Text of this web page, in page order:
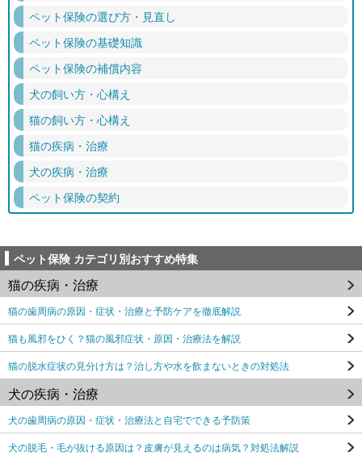
ペット保険の選び方・見直し
ペット保険の基礎知識
ペット保険の補償内容
犬の飼い方・心構え
猫の飼い方・心構え
猫の疾病・治療
犬の疾病・治療
ペット保険の契約
ペット保険 カテゴリ別おすすめ特集
猫の疾病・治療
猫の歯周病の原因・症状・治療と予防ケアを徹底解説
猫も風邪をひく？猫の風邪症状・原因・治療法を解説
猫の脱水症状の見分け方は？治し方や水を飲まないときの対処法
犬の疾病・治療
犬の歯周病の原因・症状・治療法と自宅でできる予防策
犬の脱毛・毛が抜ける原因は？皮膚が見えるのは病気？対処法解説